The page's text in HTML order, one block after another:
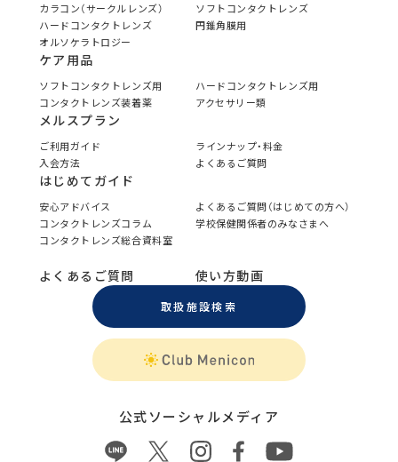
カラコン（サークルレンズ）
ソフトコンタクトレンズ
ハードコンタクトレンズ
円錐角膜用
オルソケラトロジー
ケア用品
ソフトコンタクトレンズ用
ハードコンタクトレンズ用
コンタクトレンズ装着薬
アクセサリー類
メルスプラン
ご利用ガイド
ラインナップ・料金
入会方法
よくあるご質問
はじめてガイド
安心アドバイス
よくあるご質問（はじめての方へ）
コンタクトレンズコラム
学校保健関係者のみなさまへ
コンタクトレンズ総合資料室
よくあるご質問 使い方動画
取扱施設検索
公式ソーシャルメディア